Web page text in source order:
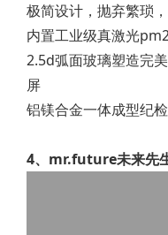
极简设计，抛弃繁琐
内置工业级真激光
2.5d弧面玻璃塑造完
屏
铝镁合金一体成型纪
4、mr.future未来先